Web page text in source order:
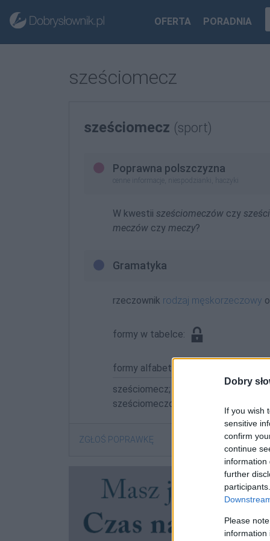
Dobry
If you wish
sensitive
confirm
continue
information
further
Please
information
OFERTA PORADNIA
sześciomecz
sześciomecz (sport)
Poprawna polszczyzna
cenne informacje, niespodzianki, haczyki
W kwestii sześciomeczów czy
meczów czy meczy?
Gramatyka
rzeczownik rodzaj męskorzeczowy
formy w tabelce:
formy alfabetycznie:
sześciomecz; sześciomeczach;
sześciomeczom; sześciomeczów;
ZGŁOŚ POPRAWKĘ